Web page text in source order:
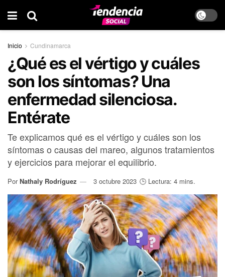
Inicio Cundinamarca
¿Qué es el vértigo y cuáles
son los síntomas? Una
enfermedad silenciosa.
Entérate
Te explicamos qué es el vértigo y cuáles son los
síntomas o causas del mareo, algunos tratamientos
y ejercicios para mejorar el equilibrio.
Por Nathaly Rodríguez 3 octubre 2023 🕒 Lectura: 4 mins.